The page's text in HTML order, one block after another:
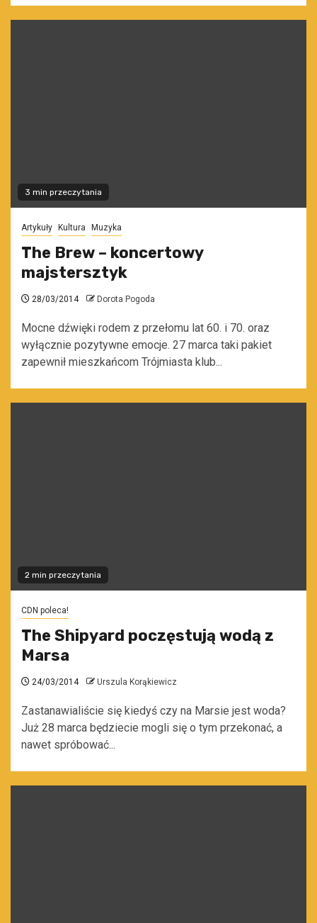
3 min przeczytania
Artykuły Kultura Muzyka
The Brew – koncertowy
majstersztyk
28/03/2014 Dorota Pogoda
Mocne dźwięki rodem z przełomu lat 60. i 70. oraz
wyłącznie pozytywne emocje. 27 marca taki pakiet
zapewnił mieszkańcom Trójmiasta klub...
2 min przeczytania
CDN poleca!
The Shipyard poczęstują wodą z
Marsa
24/03/2014 Urszula Korąkiewicz
Zastanawialiście się kiedyś czy na Marsie jest woda?
Już 28 marca będziecie mogli się o tym przekonać, a
nawet spróbować...